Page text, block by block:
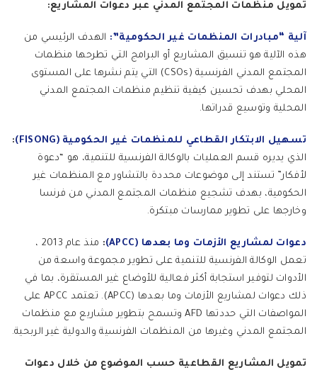
تمويل منظمات المجتمع المدني عبر دعوات المشاريع:
آلية “مبادرات المنظمات غير الحكومية”: الهدف الرئيسي من
هذه الآلية هو تنسيق المشاريع أو البرامج التي تطرحها منظمات
المجتمع المدني الفرنسية (CSOs) التي يتم نشرها على المستوى
المحلي بهدف تحسين كيفية تنظيم منظمات المجتمع المدني
المحلية وتوسيع قدراتها.
تسهيل الابتكار القطاعي للمنظمات غير الحكومية (FISONG)
:
الذي يديره قسم العمليات بالوكالة الفرنسية للتنمية، هو “دعوة
لأفكار” تستند إلى موضوعات محددة بالتشاور مع المنظمات غير
الحكومية، بهدف تشجيع منظمات المجتمع المدني من فرنسا
وخارجها على تطوير ممارسات مبتكرة.
دعوات لمشاريع الأزمات وما بعدها (APCC) :
منذ عام 2013 ،
تعمل الوكالة الفرنسية للتنمية على تطوير مجموعة واسعة من
الأدوات لتوفير استجابة أكثر فعالية للأوضاع غير المستقرة، بما في
ذلك دعوات لمشاريع الأزمات وما بعدها (APCC). تعتمد APCC على
المواصفات التي حددتها AFD وتسمح بتطوير مشاريع مع منظمات
المجتمع المدني وغيرها من المنظمات الفرنسية والدولية غير الربحية.
تمويل المشاريع القطاعية حسب الموضوع من خلال دعوات